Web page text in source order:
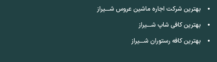
بهترین شرکت اجاره ماشین عروس شـــیراز
بهترین کافی شاپ شـــیراز
بهترین کافه رستوران شـــیراز